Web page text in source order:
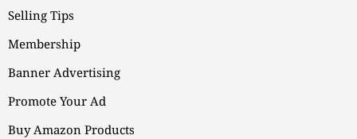
Selling Tips
Membership
Banner Advertising
Promote Your Ad
Buy Amazon Products